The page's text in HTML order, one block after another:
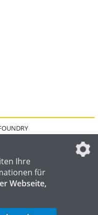
Ihre
für
Webseite,